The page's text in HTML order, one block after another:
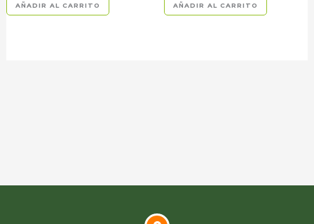
AÑADIR AL CARRITO AÑADIR AL CARRITO